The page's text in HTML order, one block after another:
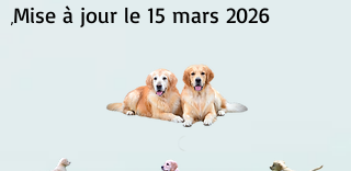
,Mise à jour le 15 mars 2026